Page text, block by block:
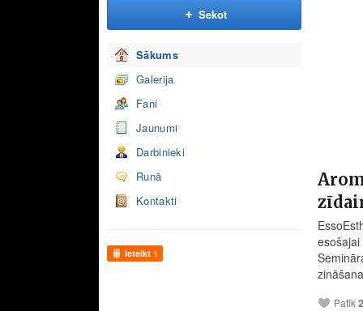
Sekot
Sākums
Galerija
Fani
Jaunumi
Darbinieki
Runā
Kontakti
Ieteikt 1
Patīk2